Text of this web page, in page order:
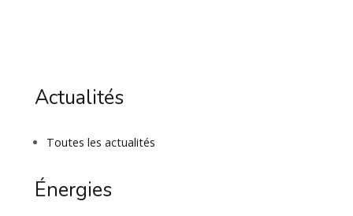
Actualités
Toutes les actualités
Énergies